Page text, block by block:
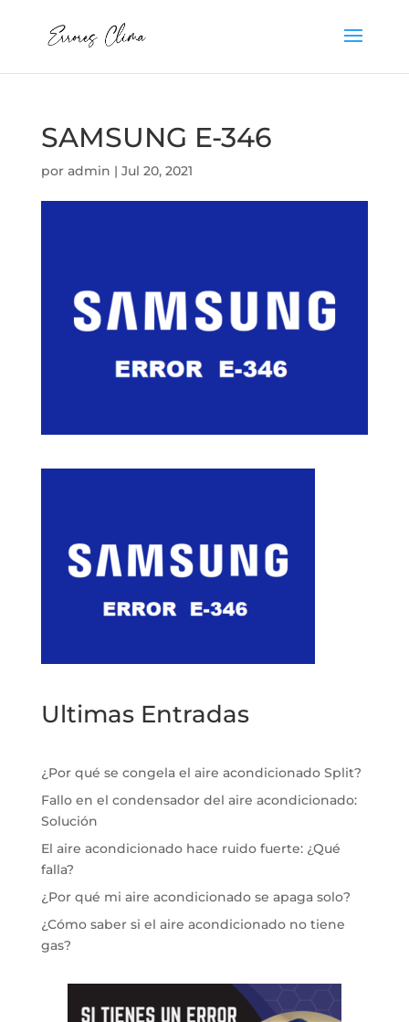
SAMSUNG E-346
por admin | Jul 20, 2021
Ultimas Entradas
¿Por qué se congela el aire acondicionado Split?
Fallo en el condensador del aire acondicionado:
Solución
El aire acondicionado hace ruido fuerte: ¿Qué
falla?
¿Por qué mi aire acondicionado se apaga solo?
¿Cómo saber si el aire acondicionado no tiene
gas?